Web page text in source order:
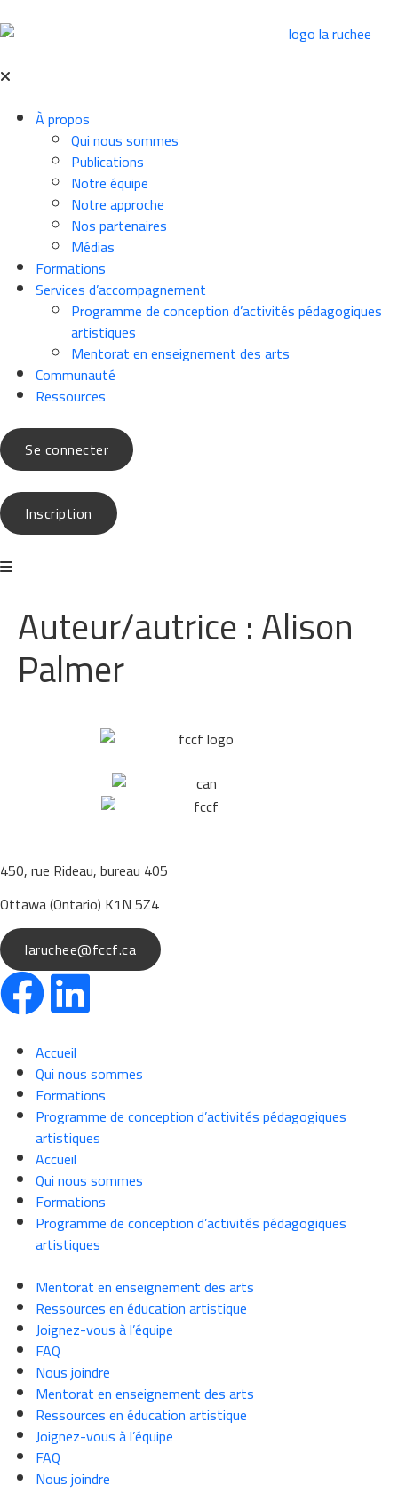
À propos
Qui nous sommes
Publications
Notre équipe
Notre approche
Nos partenaires
Médias
Formations
Services d’accompagnement
Programme de conception d’activités pédagogiques
artistiques
Mentorat en enseignement des arts
Communauté
Ressources
Se connecter
Inscription
Auteur/autrice :Alison
Palmer
450, rue Rideau, bureau 405
Ottawa (Ontario) K1N 5Z4
laruchee@fccf.ca
Accueil
Qui nous sommes
Formations
Programme de conception d’activités pédagogiques
artistiques
Accueil
Qui nous sommes
Formations
Programme de conception d’activités pédagogiques
artistiques
Mentorat en enseignement des arts
Ressources en éducation artistique
Joignez-vous à l’équipe
FAQ
Nous joindre
Mentorat en enseignement des arts
Ressources en éducation artistique
Joignez-vous à l’équipe
FAQ
Nous joindre